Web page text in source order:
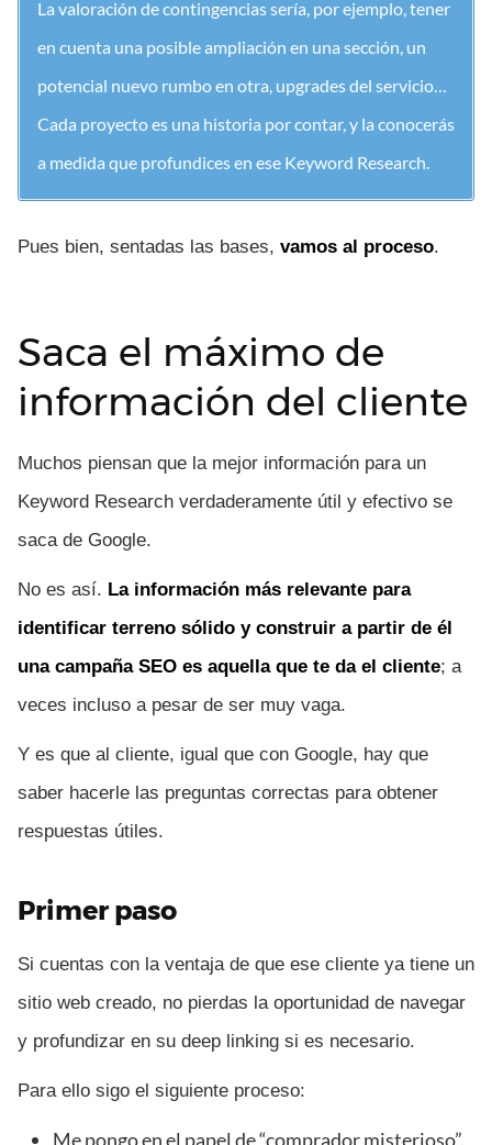
La valoración de contingencias sería, por ejemplo, tener
en cuenta una posible ampliación en una sección, un
potencial nuevo rumbo en otra, upgrades del servicio…
Cada proyecto es una historia por contar, y la conocerás
a medida que profundices en ese Keyword Research.
Pues bien, sentadas las bases, vamos al proceso.
Saca el máximo de
información del cliente
Muchos piensan que la mejor información para un
Keyword Research verdaderamente útil y efectivo se
saca de Google.
No es así. La información más relevante para
identificar terreno sólido y construir a partir de él
una campaña SEO es aquella que te da el cliente; a
veces incluso a pesar de ser muy vaga.
Y es que al cliente, igual que con Google, hay que
saber hacerle las preguntas correctas para obtener
respuestas útiles.
Primer paso
Si cuentas con la ventaja de que ese cliente ya tiene un
sitio web creado, no pierdas la oportunidad de navegar
y profundizar en su deep linking si es necesario.
Para ello sigo el siguiente proceso:
Me pongo en el papel de “comprador misterioso”.